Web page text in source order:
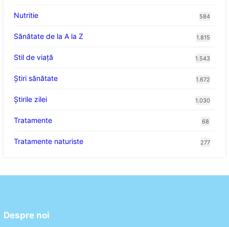
Nutritie 584
Sănătate de la A la Z 1.815
Stil de viaţă 1.543
Ştiri sănătate 1.672
Știrile zilei 1.030
Tratamente 68
Tratamente naturiste 277
Despre noi